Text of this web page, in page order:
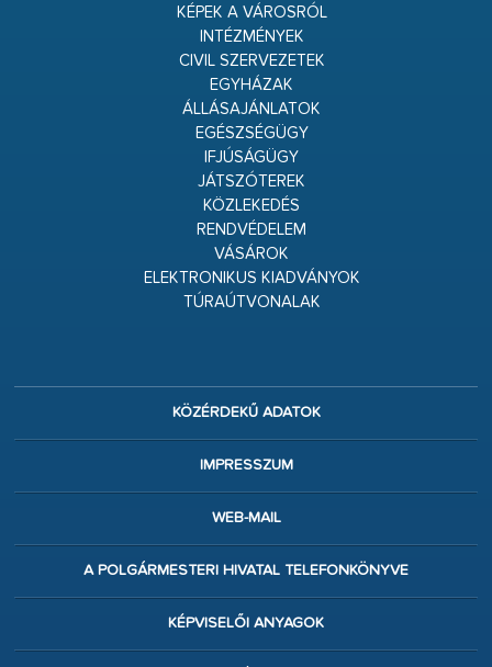
KÉPEK A VÁROSRÓL
INTÉZMÉNYEK
CIVIL SZERVEZETEK
EGYHÁZAK
ÁLLÁSAJÁNLATOK
EGÉSZSÉGÜGY
IFJÚSÁGÜGY
JÁTSZÓTEREK
KÖZLEKEDÉS
RENDVÉDELEM
VÁSÁROK
ELEKTRONIKUS KIADVÁNYOK
TÚRAÚTVONALAK
KÖZÉRDEKŰ ADATOK
IMPRESSZUM
WEB-MAIL
A POLGÁRMESTERI HIVATAL TELEFONKÖNYVE
KÉPVISELŐI ANYAGOK